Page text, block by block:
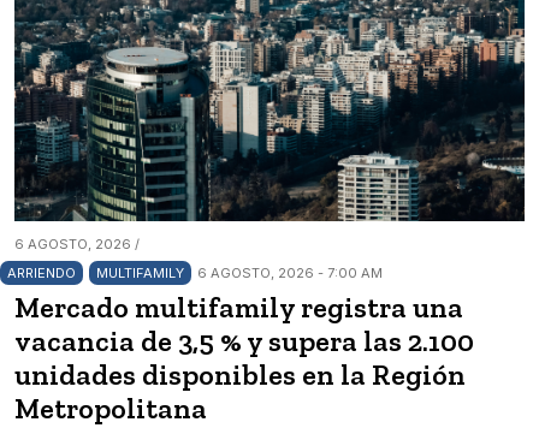
6 AGOSTO, 2026 /
ARRIENDO
MULTIFAMILY 6 AGOSTO, 2026 - 7:00 AM
Mercado multifamily registra una
vacancia de 3,5 % y supera las 2.100
unidades disponibles en la Región
Metropolitana